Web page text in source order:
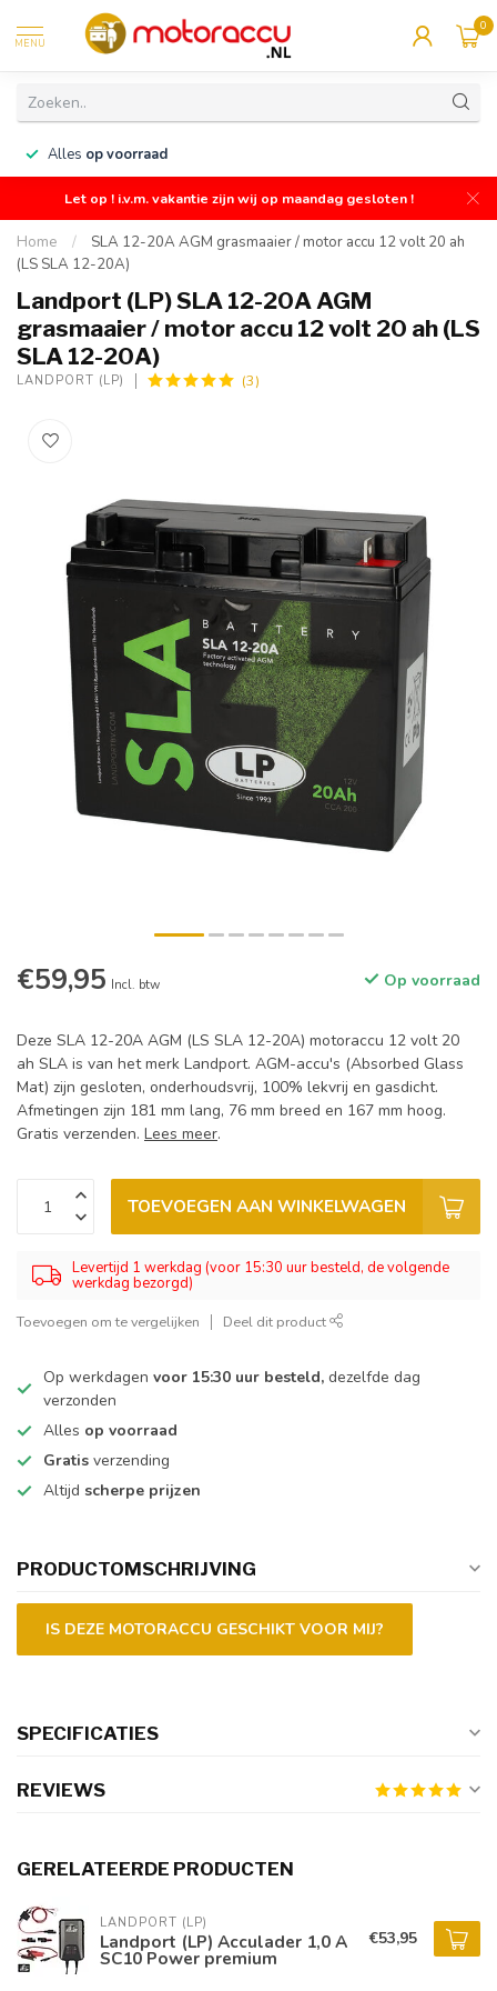
MENU
0
Alles op voorraad
Let op ! i.v.m. vakantie zijn wij op maandag gesloten !
Home /
SLA 12-20A AGM grasmaaier / motor accu 12 volt 20 ah
(LS SLA 12-20A)
Landport (LP) SLA 12-20A AGM
grasmaaier / motor accu 12 volt 20 ah (LS
SLA 12-20A)
LANDPORT (LP) (3)
€59,95 Incl. btw Op voorraad
Deze SLA 12-20A AGM (LS SLA 12-20A) motoraccu 12 volt 20
ah SLA is van het merk Landport. AGM-accu's (Absorbed Glass
Mat) zijn gesloten, onderhoudsvrij, 100% lekvrij en gasdicht.
Afmetingen zijn 181 mm lang, 76 mm breed en 167 mm hoog.
Gratis verzenden. Lees meer.
TOEVOEGEN AAN WINKELWAGEN
Levertijd 1 werkdag (voor 15:30 uur besteld, de volgende
werkdag bezorgd)
Toevoegen om te vergelijken Deel dit product
Op werkdagen voor 15:30 uur besteld, dezelfde dag
verzonden
Alles op voorraad
Gratis verzending
Altijd scherpe prijzen
PRODUCTOMSCHRIJVING
IS DEZE MOTORACCU GESCHIKT VOOR MIJ?
SPECIFICATIES
REVIEWS
GERELATEERDE PRODUCTEN
LANDPORT (LP)
Landport (LP) Acculader 1,0 A
SC10 Power premium
€53,95